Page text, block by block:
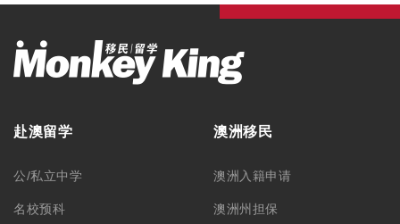
赴澳留学
公/私立中学
名校预科
澳洲移民
澳洲入籍申请
澳洲州担保